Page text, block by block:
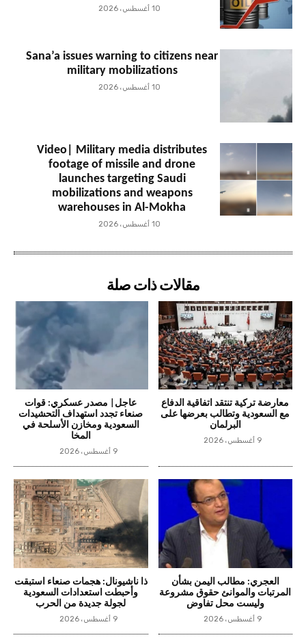
10 أغسطس، 2026
Sana’a issues warning to citizens near
military mobilizations
10 أغسطس، 2026
Video| Military media distributes
footage of missile and drone
launches targeting Saudi
mobilizations and weapons
warehouses in Al-Mokha
10 أغسطس، 2026
مقالات ذات صلة
معارضة تركية تنتقد اتفاقية الدفاع
مع السعودية وتطالب بعرضها على
البرلمان
9 أغسطس، 2026
عاجل| مصدر عسكري: قوات
صنعاء تجدد استهداف التحشيدات
السعودية ومخازن الأسلحة في
المخا
9 أغسطس، 2026
العجري: مطالب اليمن بشأن
المرتبات والموانئ حقوق مشروعة
وليست محل تفاوض
9 أغسطس، 2026
ذا ناشيونال: هجمات صنعاء استبقت
وأحبطت استعدادات السعودية
لجولة جديدة من الحرب
9 أغسطس، 2026